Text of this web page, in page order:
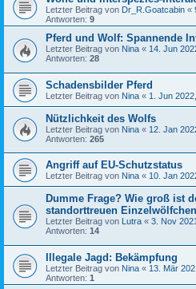
Letzter Beitrag von Dr_R.Goatcabin «
Antworten: 9
Pferd und Wolf: Spannende
Letzter Beitrag von Nina « 14. Jun
Antworten: 28
Schadensbilder Pferd
Letzter Beitrag von Nina « 1. Jun
Nützlichkeit des Wolfs
Letzter Beitrag von Nina « 12. Jan
Antworten: 265
Angriff auf EU-Schutzstatus
Letzter Beitrag von Nina « 10. Jan
Dumme Frage? Wie groß ist
standorttreuen
Letzter Beitrag von Lutra « 3. Nov
Antworten: 14
Illegale Jagd: Bekämpfung
Letzter Beitrag von Nina « 13. Mär
Antworten: 1